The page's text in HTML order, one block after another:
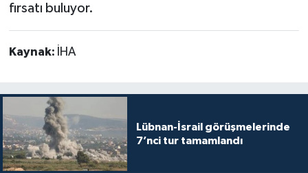
fırsatı buluyor.
Kaynak: İHA
Lübnan-İsrail görüşmelerinde
7’nci tur tamamlandı